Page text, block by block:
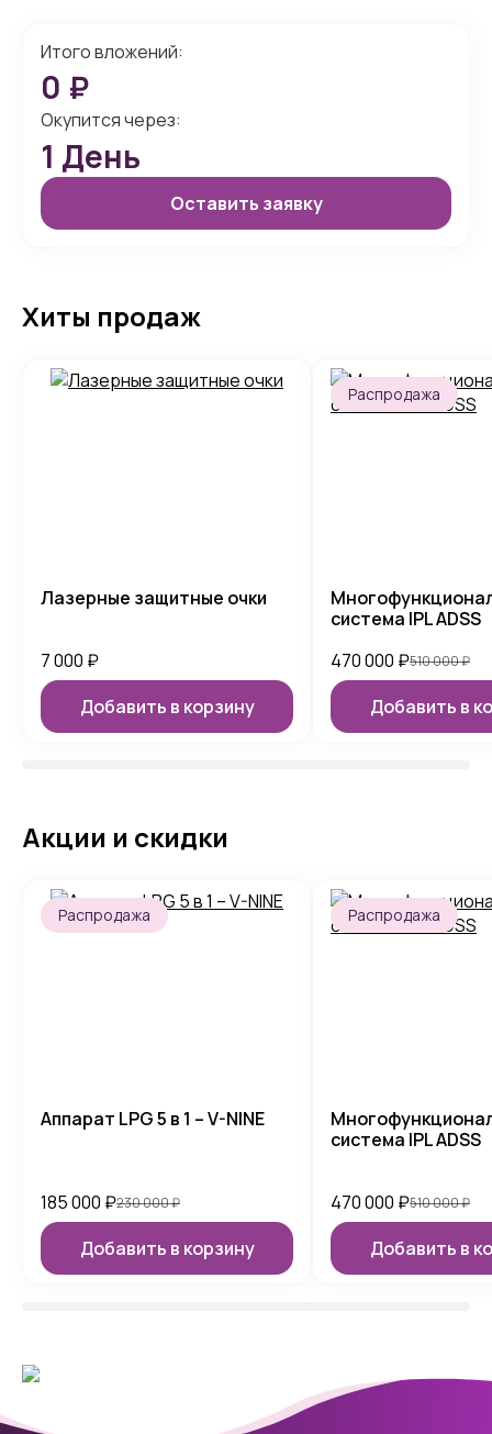
Итого вложений:
0 ₽
Окупится через:
1 День
Оставить заявку
Хиты продаж
Лазерные защитные очки
7 000 ₽
Добавить в корзину
Распродажа
система IPL ADSS
470 000 ₽510 000₽
Добавить в
Акции и скидки
Распродажа
Аппарат LPG 5 в 1 – V-NINE
185 000 ₽230 000₽
Добавить в корзину
Распродажа
система IPL ADSS
470 000 ₽510 000₽
Добавить в